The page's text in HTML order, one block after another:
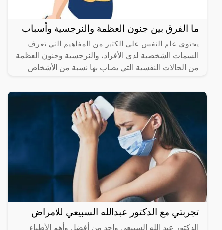
ما الفرق بين جنون العظمة والنرجسية وأسباب
يحتوي علم النفس على الكثير من المفاهيم التي تعرف
السمات الشخصية لدى الأفراد، والنرجسية وجنون العظمة
من الحالات النفسية التي يصاب بها نسبة من الأشخاص
تجربتي مع الدكتور عبدالله السبيعي للامراض
الدكتور عبد الله السبيعي واحد من أفضل وأهم الأطباء